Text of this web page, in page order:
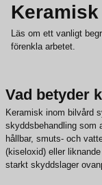
Keramisk
Läs om ett vanligt
förenkla arbetet.
Vad betyder
Keramisk inom bilvård
skyddsbehandling som
hållbar, smuts- och
(kiseloxid) eller
starkt skyddslager